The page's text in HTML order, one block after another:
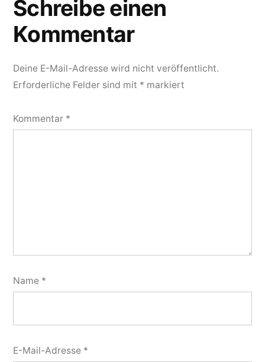
Schreibe einen
Kommentar
Deine E-Mail-Adresse wird nicht veröffentlicht.
Erforderliche Felder sind mit * markiert
Kommentar *
Name *
E-Mail-Adresse *